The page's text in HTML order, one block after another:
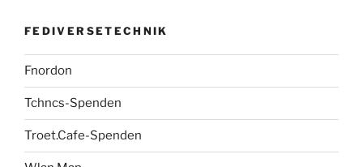
FEDIVERSETECHNIK
Fnordon
Tchncs-Spenden
Troet.Cafe-Spenden